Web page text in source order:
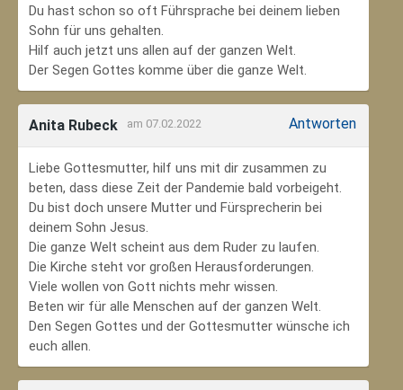
Du hast schon so oft Führsprache bei deinem lieben
Sohn für uns gehalten.
Hilf auch jetzt uns allen auf der ganzen Welt.
Der Segen Gottes komme über die ganze Welt.
Anita Rubeck am 07.02.2022 Antworten
Liebe Gottesmutter, hilf uns mit dir zusammen zu
beten, dass diese Zeit der Pandemie bald vorbeigeht.
Du bist doch unsere Mutter und Fürsprecherin bei
deinem Sohn Jesus.
Die ganze Welt scheint aus dem Ruder zu laufen.
Die Kirche steht vor großen Herausforderungen.
Viele wollen von Gott nichts mehr wissen.
Beten wir für alle Menschen auf der ganzen Welt.
Den Segen Gottes und der Gottesmutter wünsche ich
euch allen.